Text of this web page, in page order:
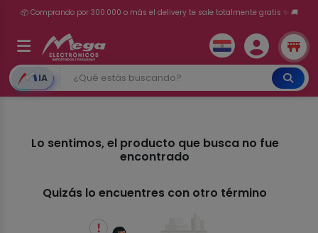
📦 Comprando por 300.000 o más el delivery te sale totalmente gratis ✨ 🚚
💳 ¡HASTA 24 CUOTAS SIN INTERÉS con tarjetas adheridas!
IA
Lo sentimos, el producto que busca no fue
encontrado
Quizás lo encuentres con otro término